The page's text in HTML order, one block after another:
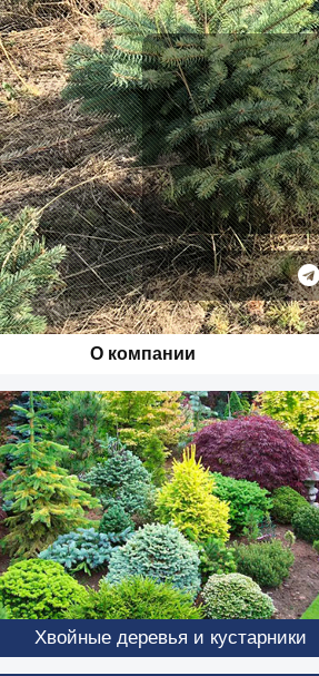
О компании
Хвойные деревья и кустарники